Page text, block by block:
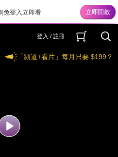
免登入立即看
登入 / 註冊
「頻道+看片」每月只要 $199？